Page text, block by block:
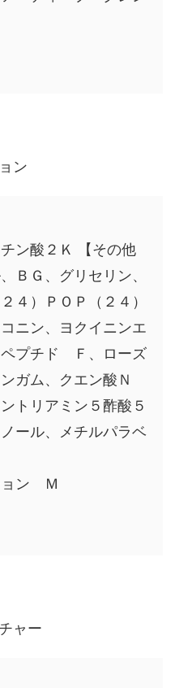
ン
ン酸２Ｋ 【その他
ＢＧ、グリセリン、
４）ＰＯＰ（２４）
ニン、ヨクイニンエ
ペプチド Ｆ、ローズ
ガム、クエン酸Ｎ
トリアミン５酢酸５
ール、メチルパラベ
ョン Ｍ
ャー